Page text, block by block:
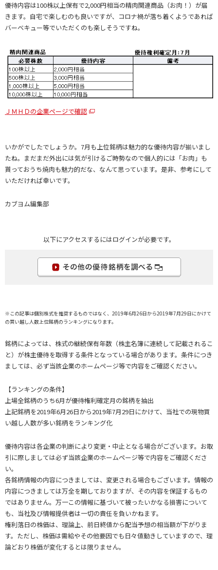
優待内容は100株以上保有で2,000円相当の精肉関連商品（お肉！）が届
きます。自宅で楽しむのも良いですが、コロナ禍が落ち着くようであれば
バーベキュー等でいただくのも楽しそうですね。
ＪＭＨＤの企業ページで確認
いかがでしたでしょうか。7月も上位銘柄は魅力的な優待内容が揃いまし
たね。まだまだ外出には気が引けるご時勢なので個人的には「お肉」も
貰っておうち焼肉も魅力的だな、なんて思っています。是非、参考にして
いただければ幸いです。
カブヨム編集部
以下にアクセスするにはログインが必要です。
※この記事は個別株式を推奨するものではなく、2019年6月26日から2019年7月29日にかけて
の買い越し人数上位銘柄のランキングになります。
銘柄によっては、株式の継続保有年数（株主名簿に連続して記載されるこ
と）が株主優待を取得する条件となっている場合があります。条件につき
ましては、必ず当該企業のホームページ等で内容をご確認ください。
【ランキングの条件】
上場全銘柄のうち6月が優待権利確定月の銘柄を抽出
上記銘柄を2019年6月26日から2019年7月29日にかけて、当社での現物買
い越し人数が多い銘柄をランキング化
優待内容は各企業の判断により変更・中止となる場合がございます。お取
引に際しましては必ず当該企業のホームページ等で内容をご確認くださ
い。
各銘柄情報の内容につきましては、変更される場合もございます。情報の
内容につきましては万全を期しておりますが、その内容を保証するもの
ではありません。万一この情報に基づいて被ったいかなる損害について
も、当社及び情報提供者は一切の責任を負いかねます。
権利落日の株価は、理論上、前日終値から配当予想の相当額が下がりま
す。ただし、株価は需給やその他要因でも日々値動きしていますので、理
論どおり株価が変化するとは限りません。